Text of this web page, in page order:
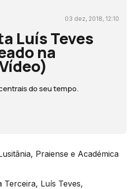
03 dez, 2018, 12:10
Luís Teves
na
do seu tempo.
Praiense e Académica
Terceira, Luís Teves,